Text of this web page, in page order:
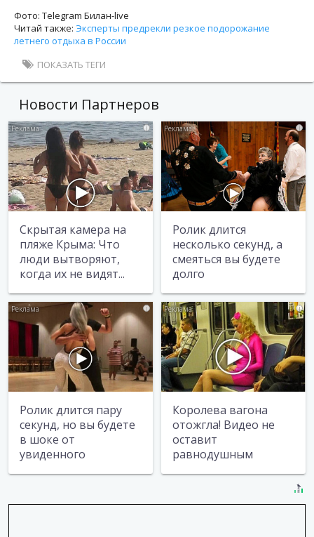
Фото: Telegram Билан-live
Читай также: Эксперты предрекли резкое подорожание
летнего отдыха в России
ПОКАЗАТЬ ТЕГИ
Новости Партнеров
i
Скрытая камера на
пляже Крыма: Что
люди вытворяют,
когда их не видят...
i
Ролик длится
несколько секунд, а
смеяться вы будете
долго
i
Ролик длится пару
секунд, но вы будете
в шоке от
увиденного
i
Королева вагона
отожгла! Видео не
оставит
равнодушным